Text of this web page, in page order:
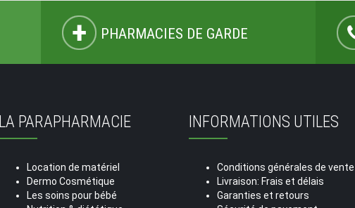
PHARMACIES DE GARDE
LA PARAPHARMACIE
Location de matériel
Dermo Cosmétique
Les soins pour bébé
INFORMATIONS UTILES
Conditions générales de vente
Livraison: Frais et délais
Garanties et retours